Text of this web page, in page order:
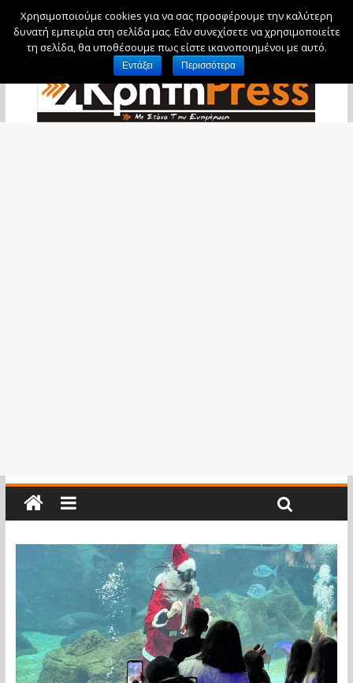
Πέμπτη, 6 Αυγούστου, 2026
Χρησιμοποιούμε cookies για να σας προσφέρουμε την καλύτερη
δυνατή εμπειρία στη σελίδα μας. Εάν συνεχίσετε να χρησιμοποιείτε
τη σελίδα, θα υποθέσουμε πως είστε ικανοποιημένοι με αυτό.
Εντάξει Περισσότερα